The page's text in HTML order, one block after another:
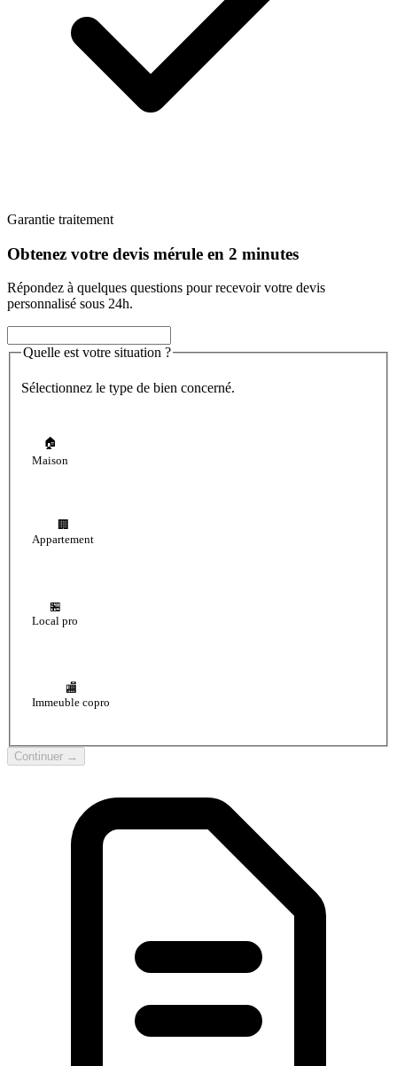
Garantie traitement
Obtenez votre devis mérule en 2 minutes
Répondez à quelques questions pour recevoir votre devis
personnalisé sous 24h.
Quelle est votre situation ?
Sélectionnez le type de bien concerné.
🏠
Maison
🏢
Appartement
🏪
Local pro
🏬
Immeuble copro
Continuer →